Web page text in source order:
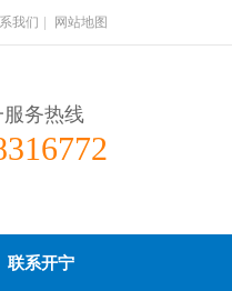
我们 网站地图
务热线
联系开宁